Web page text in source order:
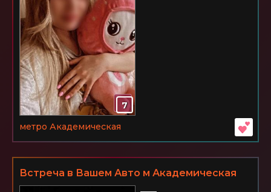
7
метро Академическая
Встреча в Вашем Авто м Академическая